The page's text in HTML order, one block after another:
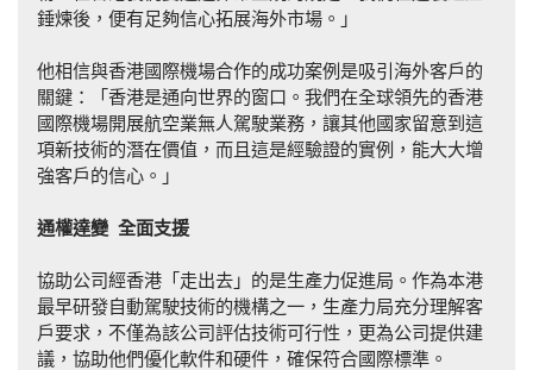
錘煉後，便有足夠信心拓展海外市場。」
他相信與香港國際機場合作的成功案例是吸引海外客戶的
關鍵：「香港是通向世界的窗口。我們在全球領先的香港
國際機場開展航空業無人駕駛業務，讓其他國家留意到這
項新技術的潛在價值，而且這是經驗證的實例，能大大增
強客戶的信心。」
通權達變 全面支援
協助公司經香港「走出去」的是生產力促進局。作為本港
最早研發自動駕駛技術的機構之一，生產力局充分理解客
戶要求，不僅為該公司評估技術可行性，更為公司提供建
議，協助他們優化軟件和硬件，確保符合國際標準。